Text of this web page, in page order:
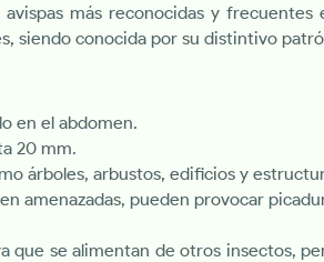
más reconocidas y frecuentes
siendo conocida por su distintivo
en el abdomen.
20 mm.
árboles, arbustos, edificios y
amenazadas, pueden provocar
que se alimentan de otros insectos,